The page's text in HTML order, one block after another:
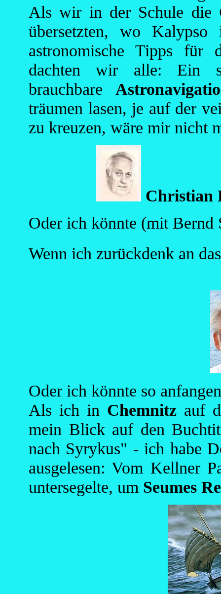
Als wir in der Schule die
übersetzten, wo
astronomische Tipps
dachten wir alle: Ein
brauchbare
träumen lasen, je auf der
zu kreuzen, wäre mir nicht
Christian
Oder ich könnte (mit Bernd
Wenn ich zurückdenk an
Oder ich könnte so
Als ich in Chemnitz auf
mein Blick auf den
nach Syrykus" - ich habe
ausgelesen: Vom Kellner
untersegelte, um Seumes